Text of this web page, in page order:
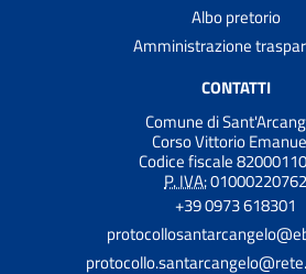
Albo pretorio
Amministrazione
CONTATTI
Comune di
Corso Vittorio
Codice fiscale
P. IVA:01000220762
+39 0973 618301